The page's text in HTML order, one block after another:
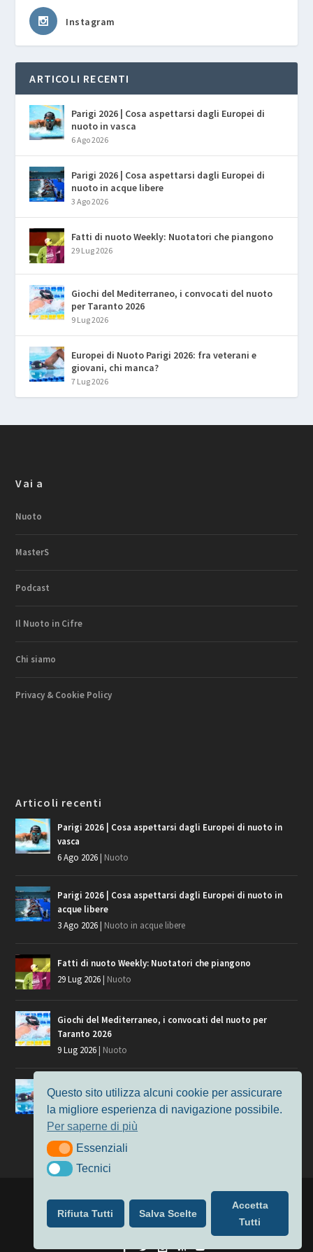
Instagram
ARTICOLI RECENTI
Parigi 2026 | Cosa aspettarsi dagli Europei di
nuoto in vasca
6 Ago 2026
Parigi 2026 | Cosa aspettarsi dagli Europei di
nuoto in acque libere
3 Ago 2026
Fatti di nuoto Weekly: Nuotatori che piangono
29 Lug 2026
Giochi del Mediterraneo, i convocati del nuoto
per Taranto 2026
9 Lug 2026
Europei di Nuoto Parigi 2026: fra veterani e
giovani, chi manca?
7 Lug 2026
Vai a
Nuoto
MasterS
Podcast
Il Nuoto in Cifre
Chi siamo
Privacy & Cookie Policy
Articoli recenti
Parigi 2026 | Cosa aspettarsi dagli Europei di nuoto in
vasca
6 Ago 2026 Nuoto
Parigi 2026 | Cosa aspettarsi dagli Europei di nuoto in
acque libere
3 Ago 2026 Nuoto in acque libere
Fatti di nuoto Weekly: Nuotatori che piangono
29 Lug 2026 Nuoto
Giochi del Mediterraneo, i convocati del nuoto per
Taranto 2026
9 Lug 2026 Nuoto
Europei di Nuoto Parigi 2026: fra veterani e giovani, chi
manca?
7 Lug 2026
Nuoto
| Alimentato da
Nuoto
MasterS Podcast Il Nuoto in Cifre
Privacy & Cookie Policy
Questo sito utilizza alcuni cookie per assicurare
la migliore esperienza di navigazione possibile.
Per saperne di più
EssenzialiEssenziali
TecniciTecnici
Rifiuta Tutti Salva Scelte
Accetta
Tutti